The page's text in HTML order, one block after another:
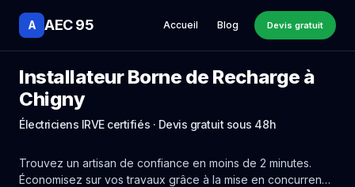
A AEC 95 Accueil Blog Devis gratuit
Installateur Borne de Recharge à
Chigny
Électriciens IRVE certifiés · Devis gratuit sous 48h
Trouvez un artisan de confiance en moins de 2 minutes.
Économisez sur vos travaux grâce à la mise en concurrence